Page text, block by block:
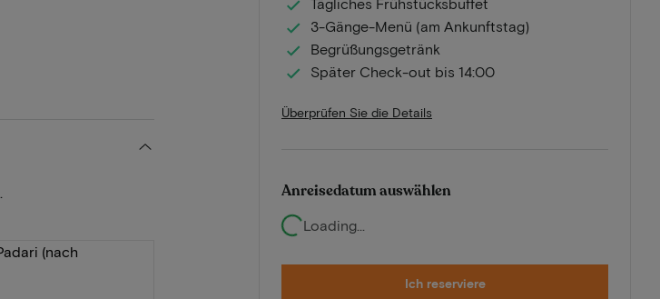
3-Gänge-Menü (am Ankunftstag)
Begrüßungsgetränk
Später Check-out bis 14:00
Überprüfen Sie die Details
Anreisedatum auswählen
Loading...
Ich reserviere